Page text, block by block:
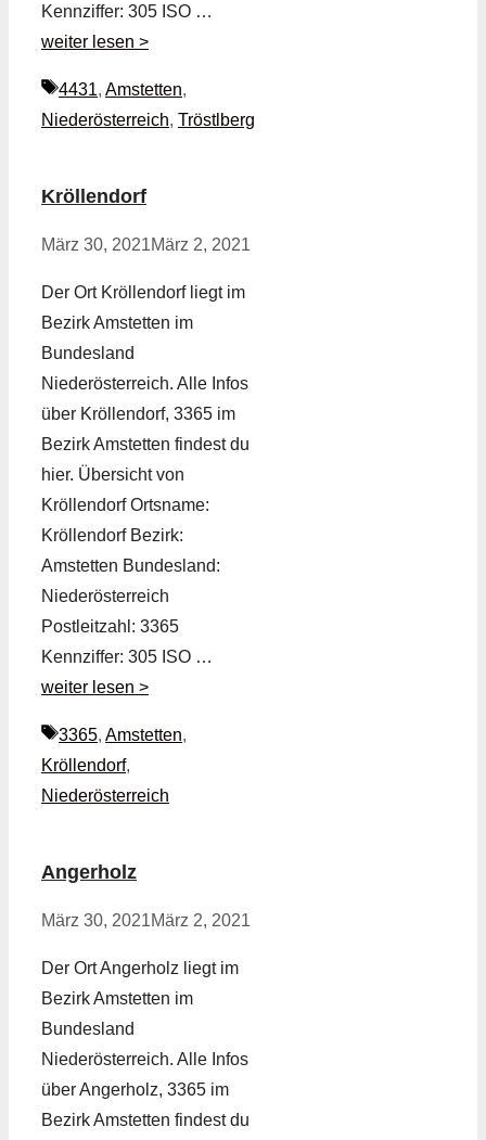
Kennziffer: 305 ISO …
weiter lesen >
Schlagwörter
4431, Amstetten,
Niederösterreich, Tröstlberg
Kröllendorf
März 30, 2021März 2, 2021
Der Ort Kröllendorf liegt im
Bezirk Amstetten im
Bundesland
Niederösterreich. Alle Infos
über Kröllendorf, 3365 im
Bezirk Amstetten findest du
hier. Übersicht von
Kröllendorf Ortsname:
Kröllendorf Bezirk:
Amstetten Bundesland:
Niederösterreich
Postleitzahl: 3365
Kennziffer: 305 ISO …
weiter lesen >
Schlagwörter
3365, Amstetten,
Kröllendorf,
Niederösterreich
Angerholz
März 30, 2021März 2, 2021
Der Ort Angerholz liegt im
Bezirk Amstetten im
Bundesland
Niederösterreich. Alle Infos
über Angerholz, 3365 im
Bezirk Amstetten findest du